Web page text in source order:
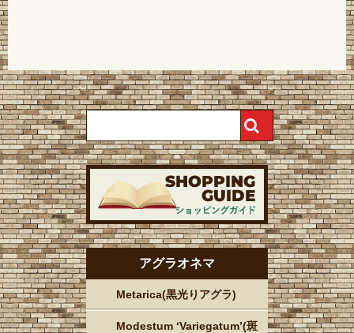
アグラオネマ
Metarica(黒光りアグラ)
Modestum ‘Variegatum’(斑